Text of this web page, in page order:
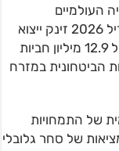
העולמיים
מתהדקים עקב שינויים פוליטיים; בחודש אפריל 2026 זינק ייצוא
הנפט הגולמי והתזקיקים של ארה"ב לשיא של 12.9 מיליון חביות
הביטחונית במזרח
של התמחויות
של סחר גלובלי